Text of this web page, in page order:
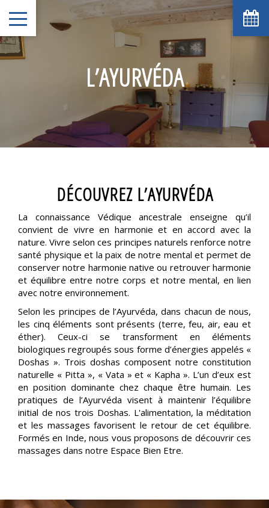
L’AYURVÉDA
DÉCOUVREZ L’AYURVÉDA
La connaissance Védique ancestrale enseigne qu’il
convient de vivre en harmonie et en accord avec la
nature. Vivre selon ces principes naturels renforce notre
santé physique et la paix de notre mental et permet de
conserver notre harmonie native ou retrouver harmonie
et équilibre entre notre corps et notre mental, en lien
avec notre environnement.
Selon les principes de l’Ayurvéda, dans chacun de nous,
les cinq éléments sont présents (terre, feu, air, eau et
éther). Ceux-ci se transforment en éléments
biologiques regroupés sous forme d’énergies appelés «
Doshas ». Trois doshas composent notre constitution
naturelle « Pitta », « Vata » et « Kapha ». L’un d’eux est
en position dominante chez chaque être humain. Les
pratiques de l’Ayurvéda visent à maintenir l’équilibre
initial de nos trois Doshas. L'alimentation, la méditation
et les massages favorisent le retour de cet équilibre.
Formés en Inde, nous vous proposons de découvrir ces
massages dans notre Espace Bien Etre.